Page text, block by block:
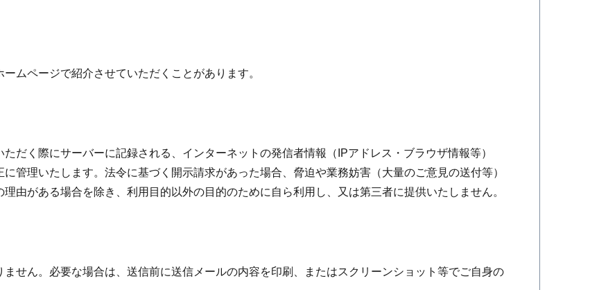
ムページで紹介させていただくことがあります。
だく際にサーバーに記録される、インターネットの発信者情報（IPアドレス・ブラウザ情報等）
管理いたします。法令に基づく開示請求があった場合、脅迫や業務妨害（大量のご意見の送付等）
由がある場合を除き、利用目的以外の目的のために自ら利用し、又は第三者に提供いたしません。
せん。必要な場合は、送信前に送信メールの内容を印刷、またはスクリーンショット等でご自身の